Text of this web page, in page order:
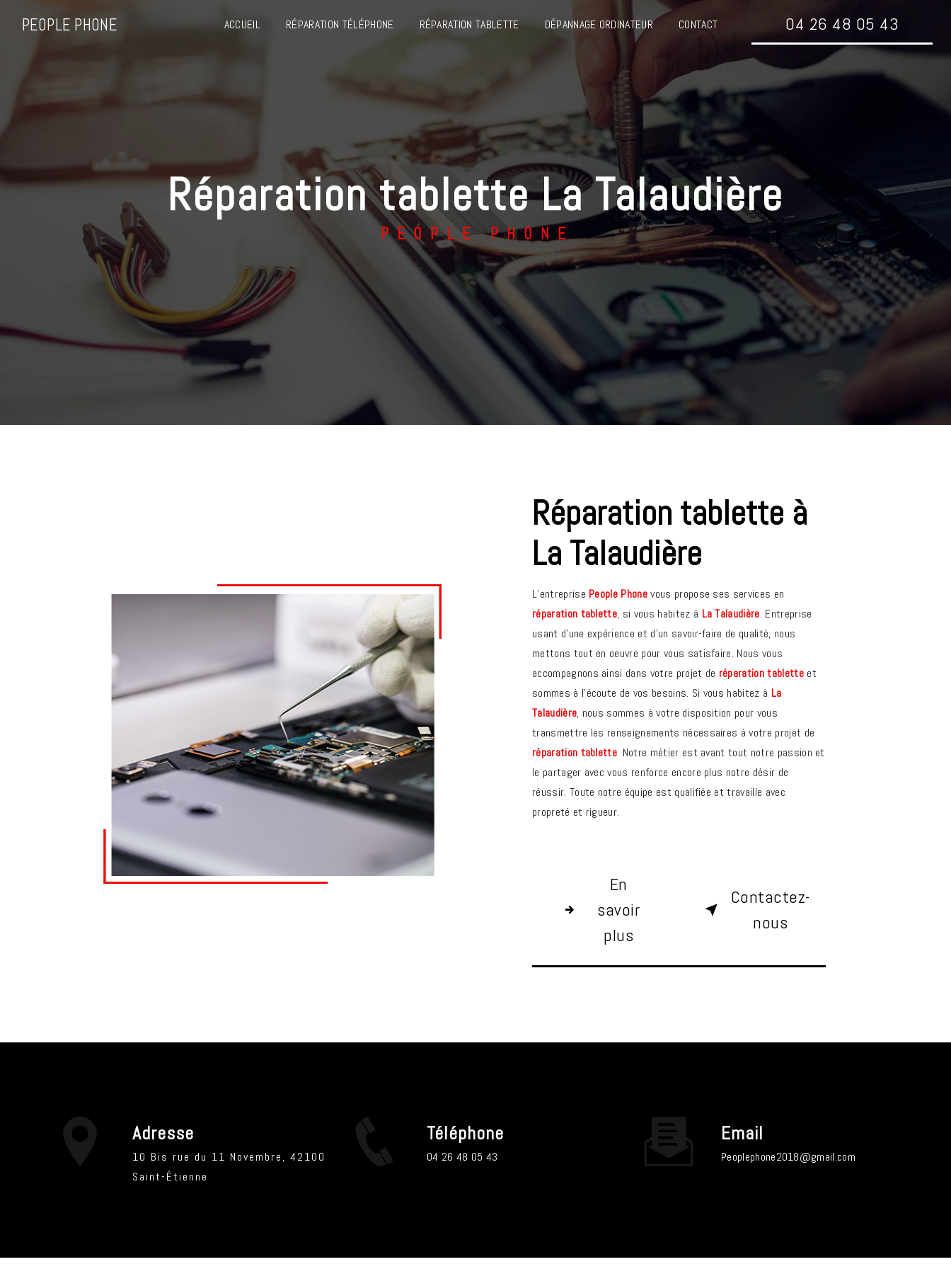
PEOPLE PHONE ACCUEIL RÉPARATION TÉLÉPHONE RÉPARATION TABLETTE DÉPANNAGE ORDINATEUR CONTACT 04 26 48 05 43
réparation tablette La Talaudière
PEOPLE PHONE
réparation tablette à
La Talaudière
L’entreprise People Phonevous propose ses services en
réparation tablette, si vous habitez à La Talaudière. Entreprise
usant d’une expérience et d’un savoir-faire de qualité, nous
mettons tout en oeuvre pour vous satisfaire. Nous vous
accompagnons ainsi dans votre projet de réparation tabletteet
sommes à l’écoute de vos besoins. Si vous habitez à La
Talaudière, nous sommes à votre disposition pour vous
transmettre les renseignements nécessaires à votre projet de
réparation tablette. Notre métier est avant tout notre passion et
le partager avec vous renforce encore plus notre désir de
réussir. Toute notre équipe est qualifiée et travaille avec
propreté et rigueur.
En
savoir
plus
Contactez-
nous
Adresse
10 Bis rue du 11 Novembre, 42100
Saint-Étienne
Téléphone
04 26 48 05 43
Email
peoplephone2018@gmail.com